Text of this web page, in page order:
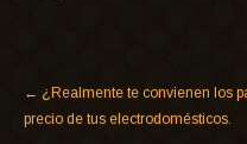
← ¿Realmente te convienen los
precio de tus electrodomésticos.